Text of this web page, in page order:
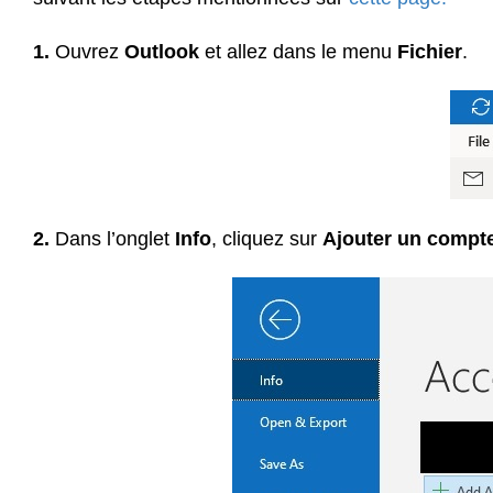
1. Ouvrez Outlook et allez dans le menu Fichier.
2. Dans l’onglet Info, cliquez sur Ajouter un